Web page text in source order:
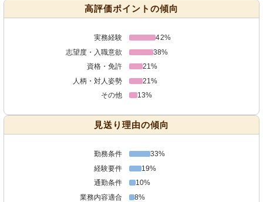
高評価ポイントの傾向
実務経験
42%
志望度・入職意欲
38%
資格・免許
21%
人柄・対人姿勢
21%
その他
13%
見送り理由の傾向
勤務条件
33%
経験要件
19%
通勤条件
10%
業務内容適合
8%